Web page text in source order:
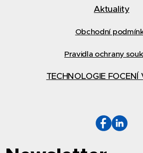
Aktuality
Obchodní
Pravidla ochrany
TECHNOLOGIE FOCENÍ